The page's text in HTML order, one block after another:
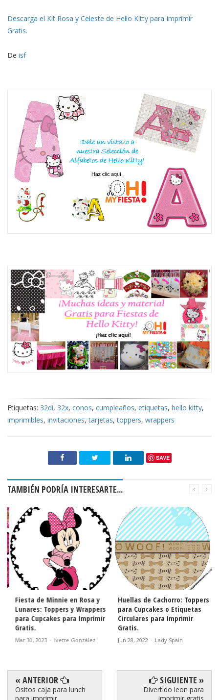
Descarga el Kit Rosa y Celeste de Hello Kitty para Imprimir
Gratis.
De isf
Etiquetas: 32di, 32x, conos, cumpleaños, etiquetas, hello kitty,
imprimibles, invitaciones,tarjetas,toppers, wrappers
SAVE
TAMBIÉN PODRÍA INTERESARTE...
Fiesta de Minnie en Rosa y
Lunares: Toppers y Wrappers
para Cupcakes para Imprimir
Gratis.
Mar 30, 2023 Ivette González
Huellas de Cachorro: Toppers
para Cupcakes o Etiquetas
Circulares para Imprimir
Gratis.
Jun 28, 2022 - Lady Spain
« ANTERIOR
Ositos caja para lunch
SIGUIENTE »
Divertido leon para